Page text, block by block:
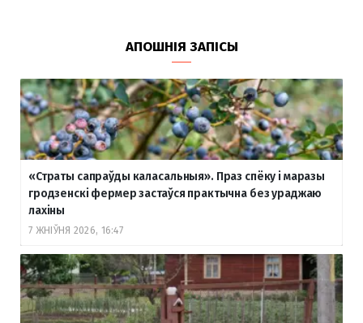
АПОШНІЯ ЗАПІСЫ
«Страты сапраўды каласальныя». Праз спёку і маразы
гродзенскі фермер застаўся практычна без ураджаю
лахіны
7 ЖНІЎНЯ 2026, 16:47